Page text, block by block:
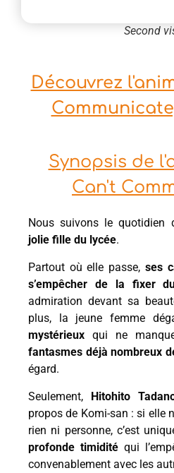
Second
Découvrez
Synopsis de
Can't
Nous suivons le quotidien
jolie fille du lycée.
Partout où elle passe, ses
s’empêcher de la fixer
admiration devant sa
plus, la jeune femme
mystérieux qui ne
fantasmes déjà nombreux
égard.
Seulement, Hitohito
propos de Komi-san : si elle
rien ni personne, c’est
profonde timidité qui
convenablement avec les